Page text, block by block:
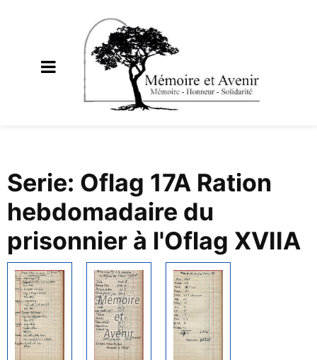
Serie: Oflag 17A Ration
hebdomadaire du
prisonnier à l'Oflag XVIIA